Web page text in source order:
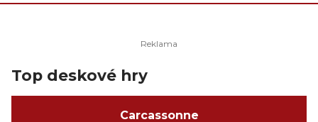
Top deskové hry
Carcassonne